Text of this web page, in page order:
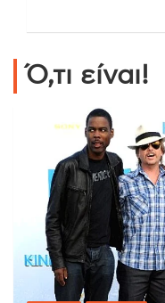
Ό,τι είναι!